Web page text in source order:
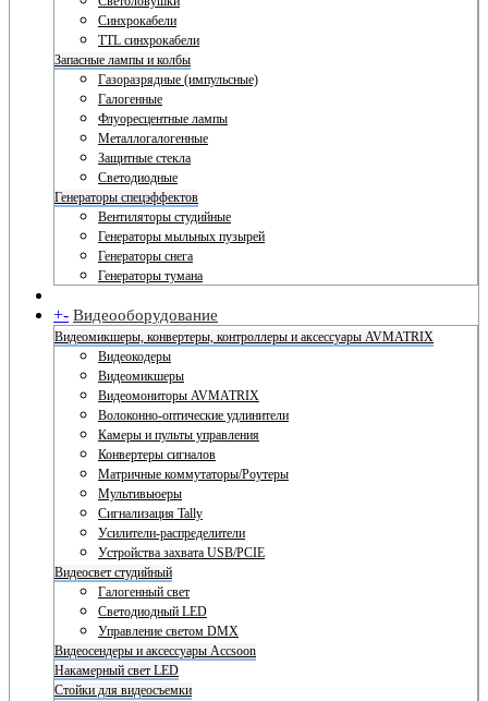
Синхрокабели
TTL синхрокабели
Запасные лампы и колбы
Газоразрядные (импульсные)
Галогенные
Флуоресцентные лампы
Металлогалогенные
Защитные стекла
Светодиодные
Генераторы спецэффектов
Вентиляторы студийные
Генераторы мыльных пузырей
Генераторы снега
Генераторы тумана
+- Видеооборудование
Видеомикшеры, конвертеры, контроллеры и аксессуары AVMATRIX
Видеокодеры
Видеомикшеры
Видеомониторы AVMATRIX
Волоконно-оптические удлинители
Камеры и пульты управления
Конвертеры сигналов
Матричные коммутаторы/Роутеры
Мультивьюеры
Сигнализация Tally
Усилители-распределители
Устройства захвата USB/PCIE
Видеосвет студийный
Галогенный свет
Светодиодный LED
Управление светом DMX
Видеосендеры и аксессуары Accsoon
Накамерный свет LED
Стойки для видеосъемки